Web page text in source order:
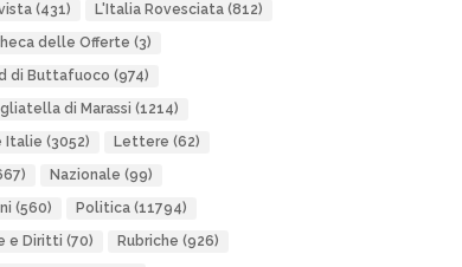
(431) L'Italia Rovesciata(812)
delle Offerte (3)
di Buttafuoco (974)
di Marassi (1214)
Italie (3052) Lettere (62)
Nazionale (99)
(560) Politica(11794)
e Diritti (70) Rubriche (926)